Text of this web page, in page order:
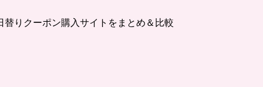
りクーポン購入サイトをまとめ＆比較